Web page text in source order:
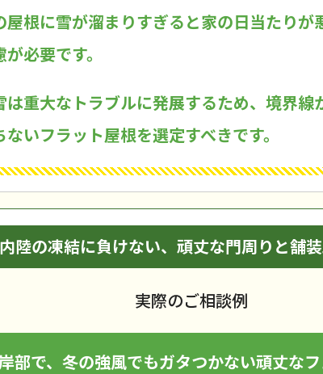
屋根に雪が溜まりすぎると家の日当たりが
必要です。
は重大なトラブルに発展するため、境界線
いフラット屋根を選定すべきです。
陸の凍結に負けない、頑丈な門周りと舗
実際のご相談例
部で、冬の強風でもガタつかない頑丈な